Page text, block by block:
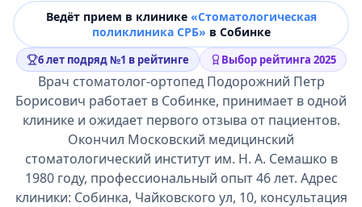
Ведёт прием в клинике «Стоматологическая
поликлиника СРБ» в Собинке
6 лет подряд №1 в рейтинге Выбор рейтинга 2025
Врач стоматолог-ортопед Подорожний Петр
Борисович работает в Собинке, принимает в одной
клинике и ожидает первого отзыва от пациентов.
Окончил Московский медицинский
стоматологический институт им. Н. А. Семашко в
1980 году, профессиональный опыт 46 лет. Адрес
клиники: Собинка, Чайковского ул, 10, консультация